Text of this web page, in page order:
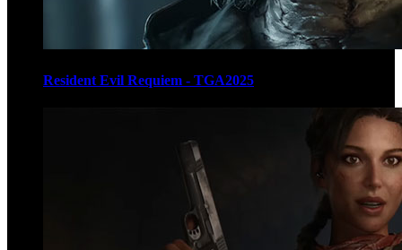
Resident Evil Requiem - TGA2025